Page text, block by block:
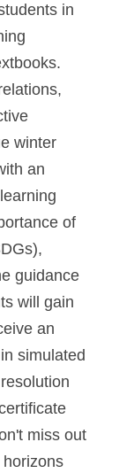
in
winter
an
of
guidance
will gain
an
simulated
miss out